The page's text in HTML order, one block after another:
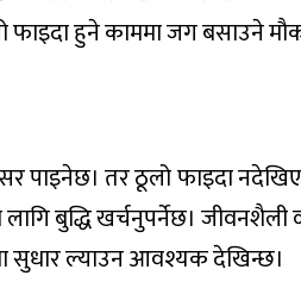
फाइदा हुने काममा जग बसाउने
पाइनेछ। तर ठूलो फाइदा
बुद्धि खर्चनुपर्नेछ। जीवनशैली
सुधार ल्याउन आवश्यक देखिन्छ।